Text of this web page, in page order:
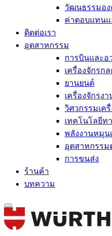
วัฒนธรรมอง
ค่าตอบแทนแ
ติดต่อเรา
อุตสาหกรรม
การบินและอ
เครื่องจักรก
ยานยนต์
เครื่องจักรง
วิศวกรรมเค
เทคโนโลยีท
พลังงานหมุน
อุตสาหกรรม
การขนส่ง
ร้านค้า
บทความ